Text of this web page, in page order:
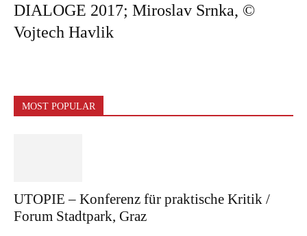
DIALOGE 2017; Miroslav Srnka, ©
Vojtech Havlik
MOST POPULAR
UTOPIE – Konferenz für praktische Kritik /
Forum Stadtpark, Graz